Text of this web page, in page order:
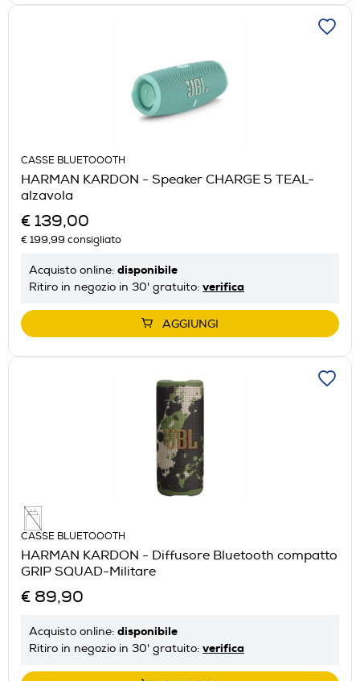
CASSE BLUETOOOTH
HARMAN KARDON - Speaker CHARGE 5 TEAL-
alzavola
€ 139,00
€ 199,99 consigliato
Acquisto online: disponibile
Ritiro in negozio in 30' gratuito: verifica
AGGIUNGI
CASSE BLUETOOOTH
HARMAN KARDON - Diffusore Bluetooth compatto
GRIP SQUAD-Militare
€ 89,90
Acquisto online: disponibile
Ritiro in negozio in 30' gratuito: verifica